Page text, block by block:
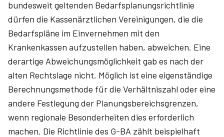
bundesweit geltenden Bedarfsplanungsrichtlinie
dürfen die Kassenärztlichen Vereinigungen, die die
Bedarfspläne im Einvernehmen mit den
Krankenkassen aufzustellen haben, abweichen. Eine
derartige Abweichungsmöglichkeit gab es nach der
alten Rechtslage nicht. Möglich ist eine eigenständige
Berechnungsmethode für die Verhältniszahl oder eine
andere Festlegung der Planungsbereichsgrenzen,
wenn regionale Besonderheiten dies erforderlich
machen. Die Richtlinie des G-BA zählt beispielhaft